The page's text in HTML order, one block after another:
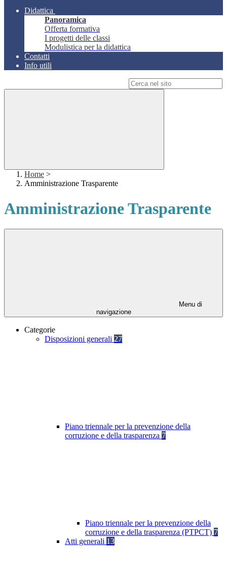
Didattica
Panoramica
Offerta formativa
I progetti delle classi
Modulistica per la didattica
Contatti
Info utili
Home >
Amministrazione Trasparente
Amministrazione Trasparente
Menu di
navigazione
Categorie
Disposizioni generali 27
Piano triennale per la prevenzione della
corruzione e della trasparenza 7
Piano triennale per la prevenzione della
corruzione e della trasparenza (PTPCT) 7
Atti generali 13